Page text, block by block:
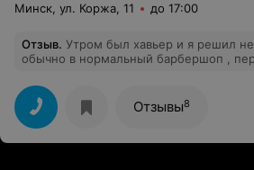
Минск, ул. Коржа, 11 до 17:00
Отзыв. Утром был хавьер и я решил не
обычно в нормальный барбершоп , перешел дорогу и
стиле СССР , старый, перед мной
даже не убрали сразу посадили следующего клиента.
Меня постригли криво 2 балла из 10.
Отзывы8